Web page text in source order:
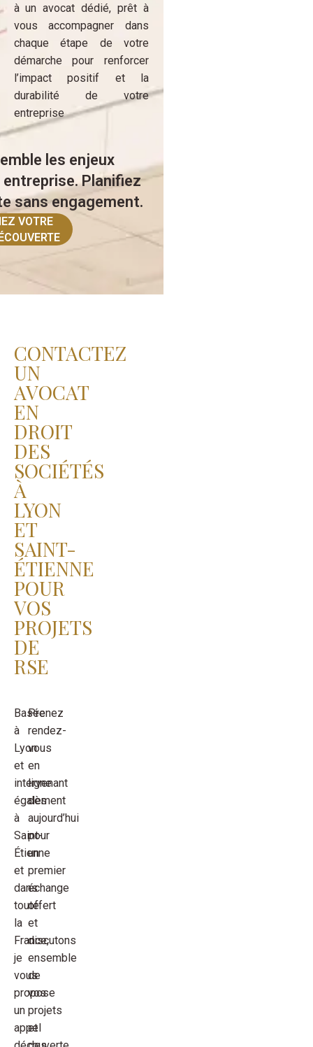
à un avocat dédié, prêt à
vous accompagner dans
chaque étape de votre
démarche pour renforcer
l’impact positif et la
durabilité de votre
entreprise
les enjeux
Planifiez
sans engagement.
VOTRE
CONTACTEZ
UN
AVOCAT
EN
DROIT
DES
SOCIÉTÉS
À
LYON
ET
SAINT-
ÉTIENNE
POUR
VOS
PROJETS
DE
RSE
Basée
à
Lyon
et
intervenant
également
à
Saint-
Étienne
et
dans
toute
la
France,
je
vous
propose
un
appel
Prenez
rendez-
vous
en
ligne
dès
aujourd’hui
pour
un
premier
échange
offert
et
discutons
ensemble
de
vos
projets
et